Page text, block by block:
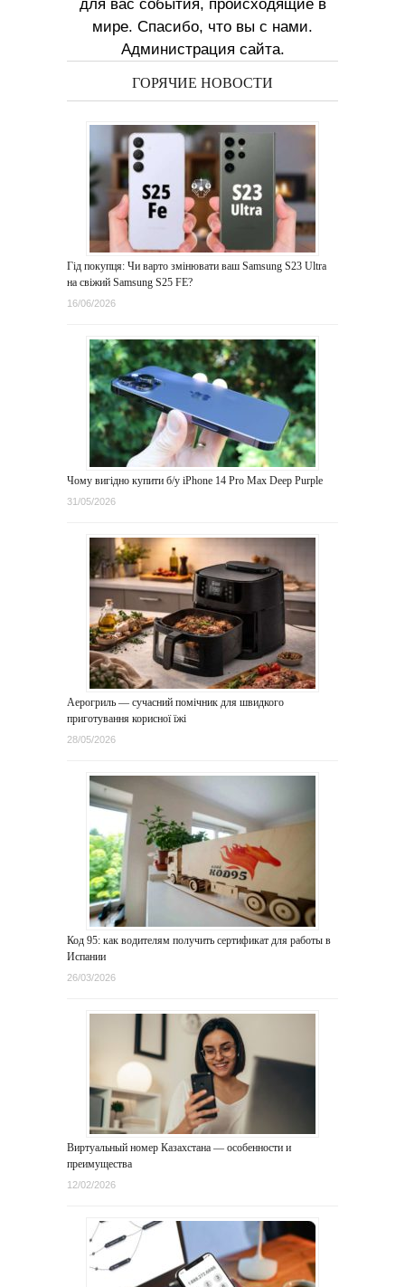
для вас события, происходящие в
мире. Спасибо, что вы с нами.
Администрация сайта.
ГОРЯЧИЕ НОВОСТИ
Гід покупця: Чи варто змінювати ваш Samsung S23 Ultra
на свіжий Samsung S25 FE?
16/06/2026
Чому вигідно купити б/у iPhone 14 Pro Max Deep Purple
31/05/2026
Аерогриль — сучасний помічник для швидкого
приготування корисної їжі
28/05/2026
Код 95: как водителям получить сертификат для работы в
Испании
26/03/2026
Виртуальный номер Казахстана — особенности и
преимущества
12/02/2026